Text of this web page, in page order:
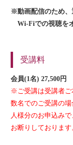
※動画配信のため、
Wi-Fiでの視聴を
受講料
会員(1名) 27,500
※ご受講は受講者ご
数名でのご受講の
人様分のお申込み
お断りしております